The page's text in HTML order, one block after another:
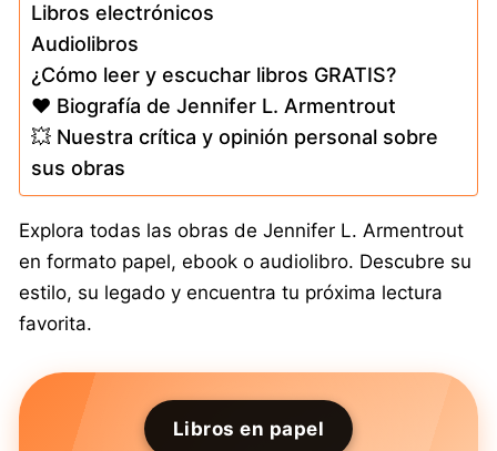
Libros electrónicos
Audiolibros
¿Cómo leer y escuchar libros GRATIS?
❤️ Biografía de Jennifer L. Armentrout
💥 Nuestra crítica y opinión personal sobre
sus obras
Explora todas las obras de Jennifer L. Armentrout
en formato papel, ebook o audiolibro. Descubre su
estilo, su legado y encuentra tu próxima lectura
favorita.
Libros en papel